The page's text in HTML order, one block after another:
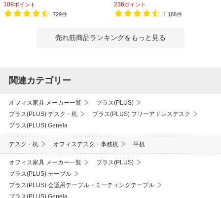
109ポイント
729件
236ポイント
1,188件
売れ筋商品ランキングをもっと見る
関連カテゴリー
オフィス家具 メーカー一覧
プラス(PLUS)
プラス(PLUS) デスク・机
プラス(PLUS) フリーアドレスデスク
プラス(PLUS) Genela
デスク・机 オフィスデスク・事務机 平机
オフィス家具 メーカー一覧
プラス(PLUS)
プラス(PLUS) テーブル
プラス(PLUS) 会議用テーブル・ミーティングテーブル